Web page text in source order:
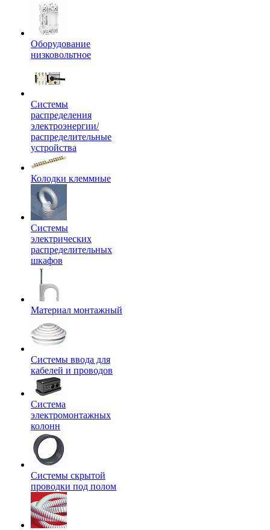
Оборудование
низковольтное
Системы
распределения
электроэнергии/
распределительные
устройства
Колодки клеммные
Системы
электрических
распределительных
шкафов
Материал монтажный
Системы ввода для
кабелей и проводов
Система
электромонтажных
колонн
Системы скрытой
проводки под полом